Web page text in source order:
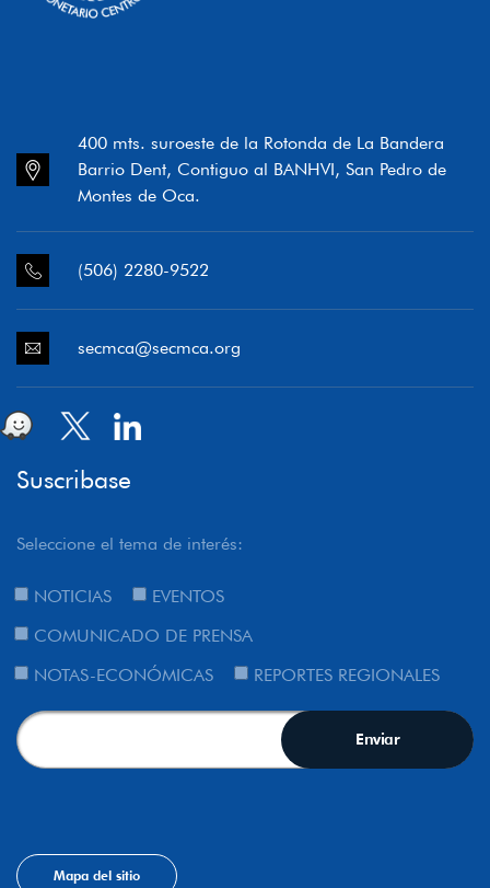
400 mts. suroeste de la Rotonda de La Bandera
Barrio Dent, Contiguo al BANHVI, San Pedro de
Montes de Oca.
(506) 2280-9522
secmca@secmca.org
Suscribase
Seleccione el tema de interés:
NOTICIAS
EVENTOS
COMUNICADO DE PRENSA
NOTAS-ECONÓMICAS
REPORTES REGIONALES
Mapa del sitio